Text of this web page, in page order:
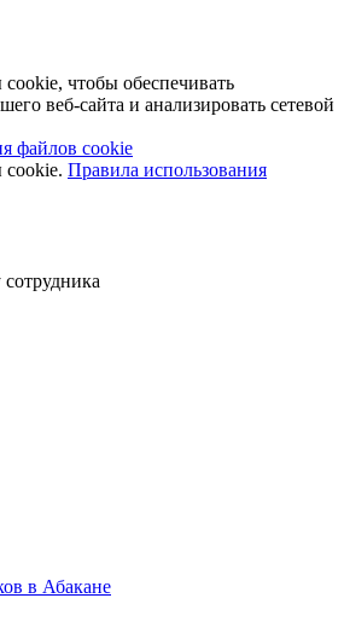
чтобы обеспечивать
веб-сайта и анализировать сетевой
файлов cookie
Правила использования
в Абакане